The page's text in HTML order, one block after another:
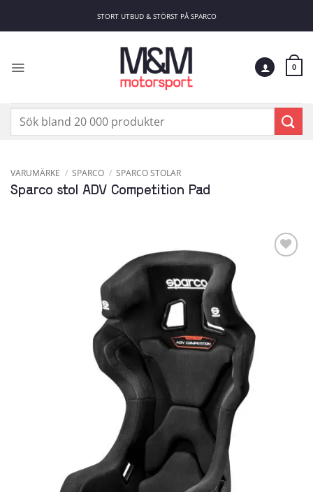
STORT UTBUD & STÖRST PÅ SPARCO
0
Sök
VARUMÄRKE / SPARCO / SPARCO STOLAR
Sparco stol ADV Competition Pad